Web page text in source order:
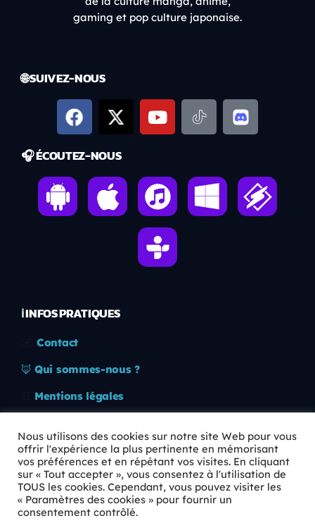
gaming et pop culture japonaise.
🌐 SUIVEZ-NOUS
🎧 ÉCOUTEZ-NOUS
ℹ️ INFOS PRATIQUES
Contact
🦊 Qui sommes-nous ?
Mentions légales
🛡️ RGPD
Copyright © 2026 Animkids. Tous droits réservés.
Nous utilisons des cookies sur notre site Web pour vous
offrir l'expérience la plus pertinente en mémorisant
vos préférences et en répétant vos visites. En cliquant
sur « Tout accepter », vous consentez à l'utilisation de
TOUS les cookies. Cependant, vous pouvez visiter les
« Paramètres des cookies » pour fournir un
consentement contrôlé.